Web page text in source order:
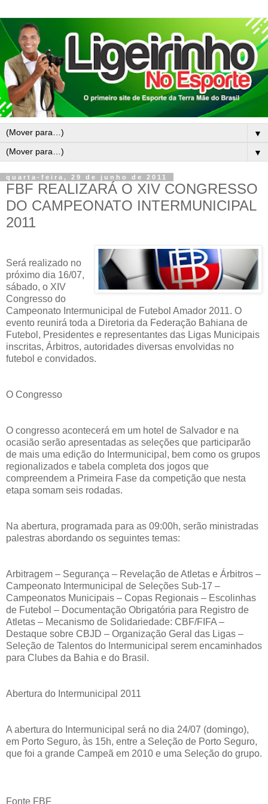
▼
▼
quarta-feira, 29 de junho de 2011
FBF REALIZARÁ O XIV CONGRESSO
DO CAMPEONATO INTERMUNICIPAL
2011
Será realizado no
próximo dia 16/07,
sábado, o XIV
Congresso do
Campeonato Intermunicipal de Futebol Amador 2011. O
evento reunirá toda a Diretoria da Federação Bahiana de
Futebol, Presidentes e representantes das Ligas Municipais
inscritas, Árbitros, autoridades diversas envolvidas no
futebol e convidados.
O Congresso
O congresso acontecerá em um hotel de Salvador e na
ocasião serão apresentadas as seleções que participarão
de mais uma edição do Intermunicipal, bem como os grupos
regionalizados e tabela completa dos jogos que
compreendem a Primeira Fase da competição que nesta
etapa somam seis rodadas.
Na abertura, programada para as 09:00h, serão ministradas
palestras abordando os seguintes temas:
Arbitragem – Segurança – Revelação de Atletas e Árbitros –
Campeonato Intermunicipal de Seleções Sub-17 –
Campeonatos Municipais – Copas Regionais – Escolinhas
de Futebol – Documentação Obrigatória para Registro de
Atletas – Mecanismo de Solidariedade: CBF/FIFA –
Destaque sobre CBJD – Organização Geral das Ligas –
Seleção de Talentos do Intermunicipal serem encaminhados
para Clubes da Bahia e do Brasil.
Abertura do Intermunicipal 2011
A abertura do Intermunicipal será no dia 24/07 (domingo),
em Porto Seguro, às 15h, entre a Seleção de Porto Seguro,
que foi a grande Campeã em 2010 e uma Seleção do grupo.
Fonte FBF